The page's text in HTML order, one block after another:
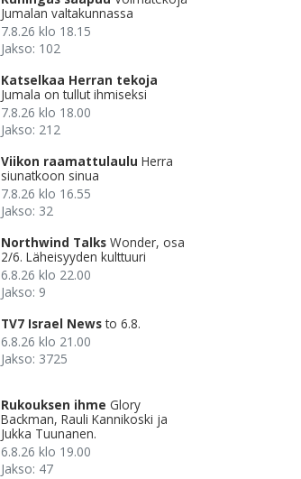
Jumalan valtakunnassa
7.8.26 klo 18.15
Jakso: 102
Katselkaa Herran tekoja
Jumala on tullut ihmiseksi
7.8.26 klo 18.00
Jakso: 212
Viikon raamattulaulu Herra
siunatkoon sinua
7.8.26 klo 16.55
Jakso: 32
Northwind Talks Wonder, osa
2/6. Läheisyyden kulttuuri
6.8.26 klo 22.00
Jakso: 9
TV7 Israel News to 6.8.
6.8.26 klo 21.00
Jakso: 3725
Rukouksen ihme Glory
Backman, Rauli Kannikoski ja
Jukka Tuunanen.
6.8.26 klo 19.00
Jakso: 47